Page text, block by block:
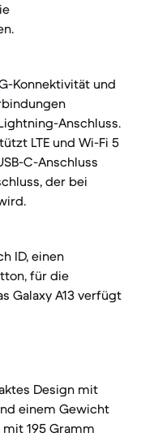
Konnektivität und
Anschluss.
LTE und Wi-Fi 5
C-Anschluss
der bei
ID, einen
für die
Galaxy A13 verfügt
Design mit
einem Gewicht
mit 195 Gramm